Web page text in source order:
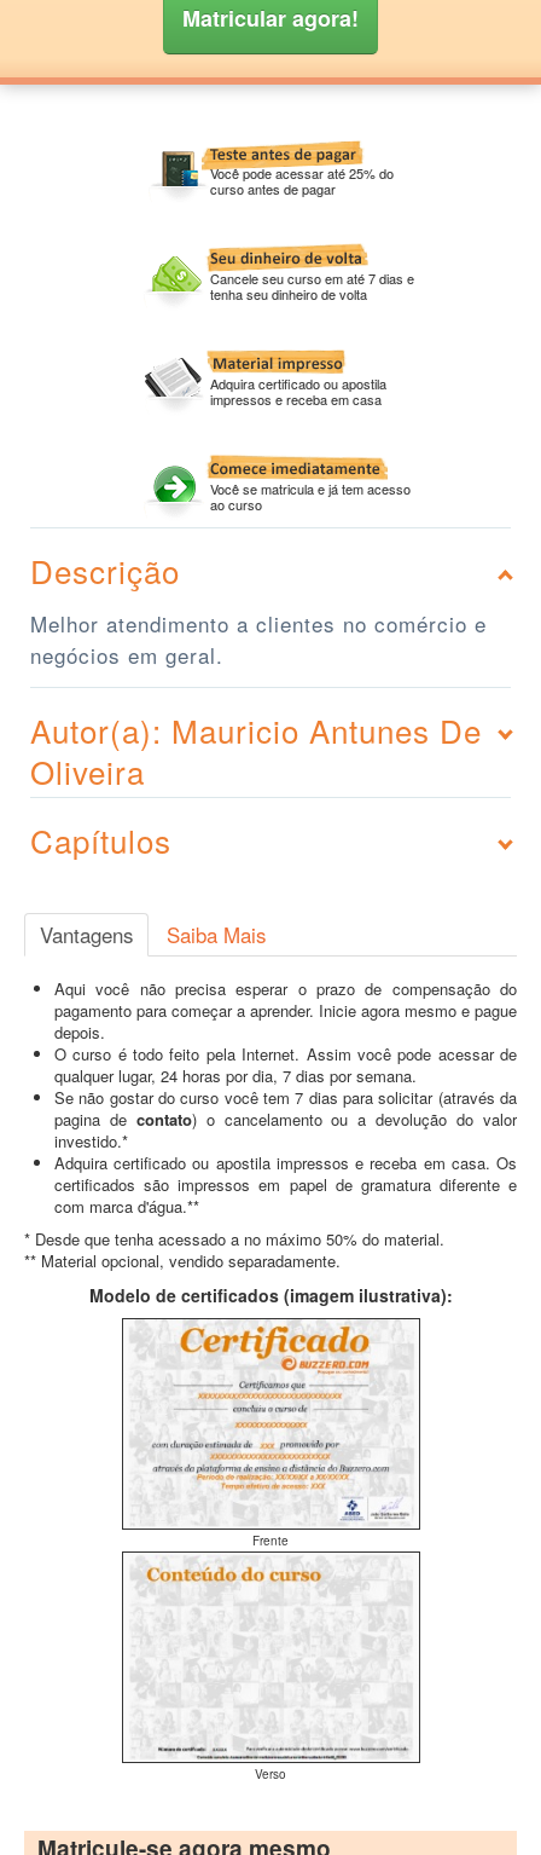
Matricular agora!
Você pode acessar até 25% do
curso antes de pagar
Cancele seu curso em até 7 dias e
tenha seu dinheiro de volta
Adquira certificado ou apostila
impressos e receba em casa
Você se matricula e já tem acesso
ao curso
Descrição
Melhor atendimento a clientes no comércio e
negócios em geral.
Autor(a): Mauricio Antunes De
Oliveira
Capítulos
Vantagens Saiba Mais
Aqui você não precisa esperar o prazo de compensação do
pagamento para começar a aprender. Inicie agora mesmo e pague
depois.
O curso é todo feito pela Internet. Assim você pode acessar de
qualquer lugar, 24 horas por dia, 7 dias por semana.
Se não gostar do curso você tem 7 dias para solicitar (através da
pagina de contato) o cancelamento ou a devolução do valor
investido.*
Adquira certificado ou apostila impressos e receba em casa. Os
certificados são impressos em papel de gramatura diferente e
com marca d'água.**
* Desde que tenha acessado a no máximo 50% do material.
** Material opcional, vendido separadamente.
Modelo de certificados (imagem ilustrativa):
Frente
Verso